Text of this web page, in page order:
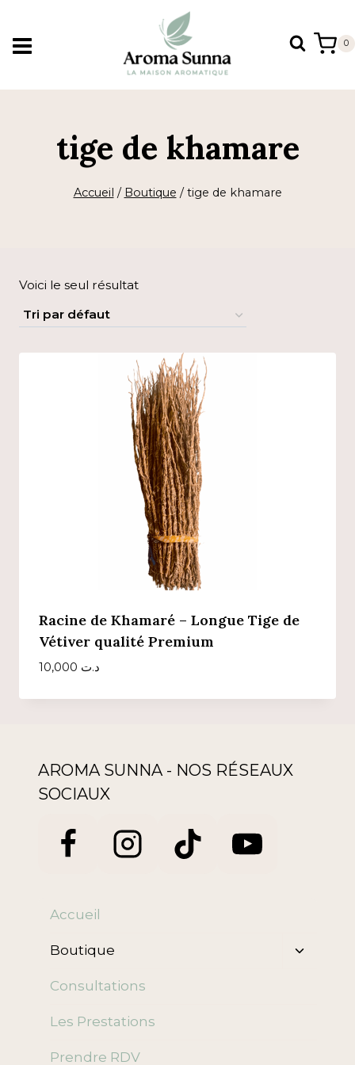
contenu
0
tige de khamare
Accueil / Boutique / tige de khamare
Voici le seul résultat
Racine de Khamaré – Longue Tige de
Vétiver qualité Premium
د.ت
AROMA SUNNA - NOS RÉSEAUX
SOCIAUX
Accueil
Boutique
Ouvrir/
Consultations
Les Prestations
Prendre RDV